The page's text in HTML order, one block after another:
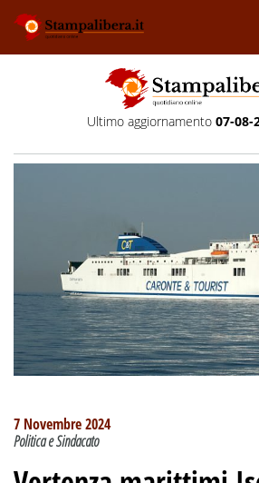
Ultimo aggiornamento 07-08-
7 Novembre 2024
Politica e Sindacato